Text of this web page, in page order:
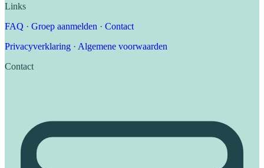
Links
FAQ · Groep aanmelden · Contact
Privacyverklaring · Algemene voorwaarden
Contact